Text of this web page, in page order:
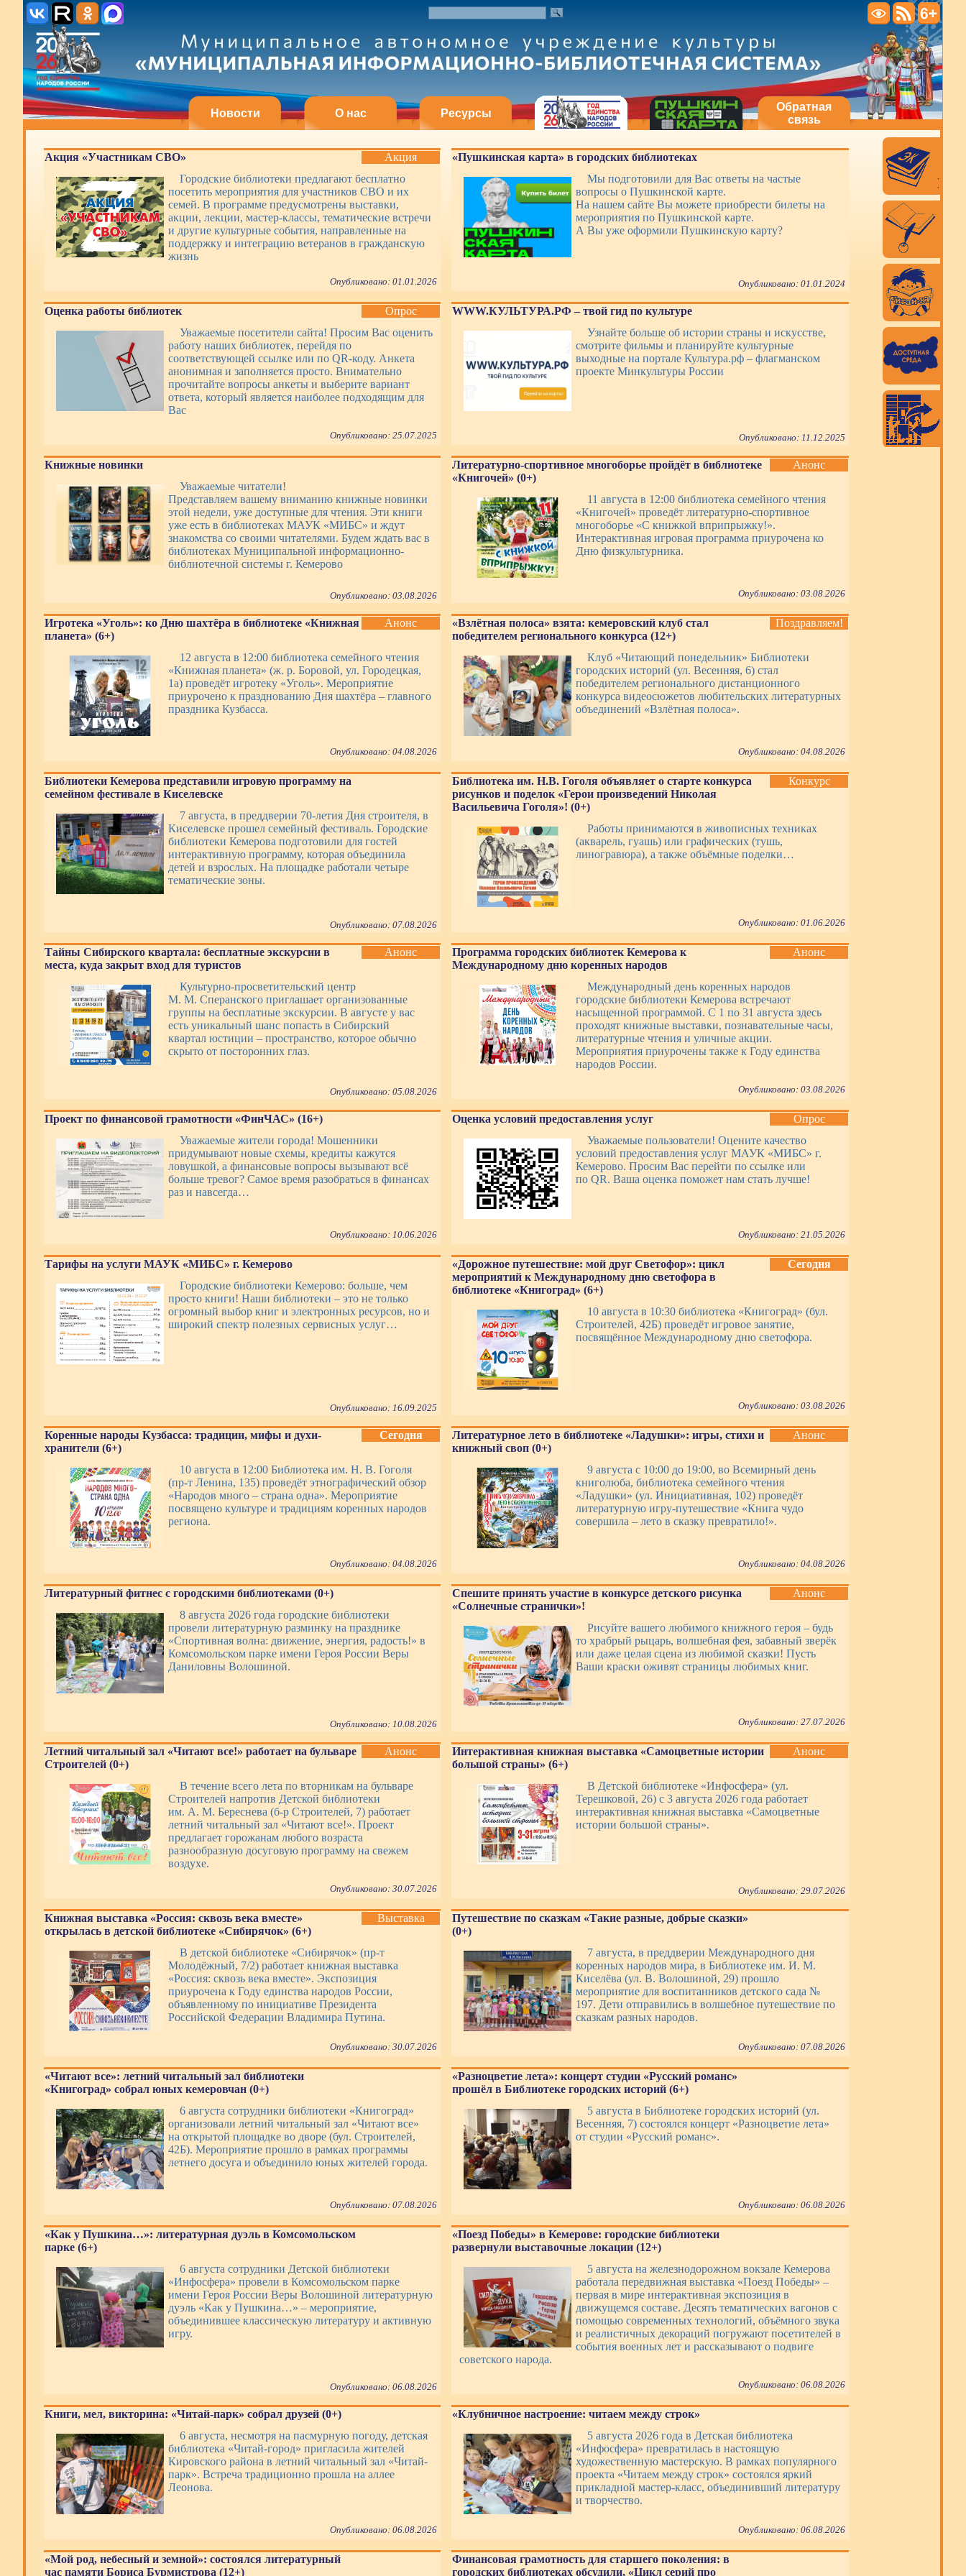
Новости О нас Ресурсы
Обратная
связь
Акция «Участникам СВО»
Акция
Городские библиотеки предлагают бесплатно
посетить мероприятия для участников СВО и их
семей. В программе предусмотрены выставки,
акции, лекции, мастер-классы, тематические встречи
и другие культурные события, направленные на
поддержку и интеграцию ветеранов в гражданскую
жизнь
Опубликовано: 01.01.2026
«Пушкинская карта» в городских библиотеках
Мы подготовили для Вас ответы на частые
вопросы о Пушкинской карте.
На нашем сайте Вы можете приобрести билеты на
мероприятия по Пушкинской карте.
А Вы уже оформили Пушкинскую карту?
Опубликовано: 01.01.2024
Оценка работы библиотек
Опрос
Уважаемые посетители сайта! Просим Вас оценить
работу наших библиотек, перейдя по
соответствующей ссылке или по QR-коду. Анкета
анонимная и заполняется просто. Внимательно
прочитайте вопросы анкеты и выберите вариант
ответа, который является наиболее подходящим для
Вас
Опубликовано: 25.07.2025
WWW.КУЛЬТУРА.РФ – твой гид по культуре
Узнайте больше об истории страны и искусстве,
смотрите фильмы и планируйте культурные
выходные на портале Культура.рф – флагманском
проекте Минкультуры России
Опубликовано: 11.12.2025
Книжные новинки
Уважаемые читатели!
Представляем вашему вниманию книжные новинки
этой недели, уже доступные для чтения. Эти книги
уже есть в библиотеках МАУК «МИБС» и ждут
знакомства со своими читателями. Будем ждать вас в
библиотеках Муниципальной информационно-
библиотечной системы г. Кемерово
Опубликовано: 03.08.2026
Литературно-спортивное многоборье пройдёт в библиотеке
«Книгочей» (0+)
Анонс
11 августа в 12:00 библиотека семейного чтения
«Книгочей» проведёт литературно-спортивное
многоборье «С книжкой вприпрыжку!».
Интерактивная игровая программа приурочена ко
Дню физкультурника.
Опубликовано: 03.08.2026
Игротека «Уголь»: ко Дню шахтёра в библиотеке «Книжная
планета» (6+)
Анонс
12 августа в 12:00 библиотека семейного чтения
«Книжная планета» (ж. р. Боровой, ул. Городецкая,
1а) проведёт игротеку «Уголь». Мероприятие
приурочено к празднованию Дня шахтёра – главного
праздника Кузбасса.
Опубликовано: 04.08.2026
«Взлётная полоса» взята: кемеровский клуб стал
победителем регионального конкурса (12+)
Поздравляем!
Клуб «Читающий понедельник» Библиотеки
городских историй (ул. Весенняя, 6) стал
победителем регионального дистанционного
конкурса видеосюжетов любительских литературных
объединений «Взлётная полоса».
Опубликовано: 04.08.2026
Библиотеки Кемерова представили игровую программу на
семейном фестивале в Киселевске
7 августа, в преддверии 70-летия Дня строителя, в
Киселевске прошел семейный фестиваль. Городские
библиотеки Кемерова подготовили для гостей
интерактивную программу, которая объединила
детей и взрослых. На площадке работали четыре
тематические зоны.
Опубликовано: 07.08.2026
Библиотека им. Н.В. Гоголя объявляет о старте конкурса
рисунков и поделок «Герои произведений Николая
Васильевича Гоголя»! (0+)
Конкурс
Работы принимаются в живописных техниках
(акварель, гуашь) или графических (тушь,
линогравюра), а также объёмные поделки…
Опубликовано: 01.06.2026
Тайны Сибирского квартала: бесплатные экскурсии в
места, куда закрыт вход для туристов
Анонс
Культурно-просветительский центр
М. М. Сперанского приглашает организованные
группы на бесплатные экскурсии. В августе у вас
есть уникальный шанс попасть в Сибирский
квартал юстиции – пространство, которое обычно
скрыто от посторонних глаз.
Опубликовано: 05.08.2026
Программа городских библиотек Кемерова к
Международному дню коренных народов
Анонс
Международный день коренных народов
городские библиотеки Кемерова встречают
насыщенной программой. С 1 по 31 августа здесь
проходят книжные выставки, познавательные часы,
литературные чтения и уличные акции.
Мероприятия приурочены также к Году единства
народов России.
Опубликовано: 03.08.2026
Проект по финансовой грамотности «ФинЧАС» (16+)
Уважаемые жители города! Мошенники
придумывают новые схемы, кредиты кажутся
ловушкой, а финансовые вопросы вызывают всё
больше тревог? Самое время разобраться в финансах
раз и навсегда…
Опубликовано: 10.06.2026
Оценка условий предоставления услуг
Опрос
Уважаемые пользователи! Оцените качество
условий предоставления услуг МАУК «МИБС» г.
Кемерово. Просим Вас перейти по ссылке или
по QR. Ваша оценка поможет нам стать лучше!
Опубликовано: 21.05.2026
Тарифы на услуги МАУК «МИБС» г. Кемерово
Городские библиотеки Кемерово: больше, чем
просто книги! Наши библиотеки – это не только
огромный выбор книг и электронных ресурсов, но и
широкий спектр полезных сервисных услуг…
Опубликовано: 16.09.2025
«Дорожное путешествие: мой друг Светофор»: цикл
мероприятий к Международному дню светофора в
библиотеке «Книгоград» (6+)
Сегодня
10 августа в 10:30 библиотека «Книгоград» (бул.
Строителей, 42Б) проведёт игровое занятие,
посвящённое Международному дню светофора.
Опубликовано: 03.08.2026
Коренные народы Кузбасса: традиции, мифы и духи-
хранители (6+)
Сегодня
10 августа в 12:00 Библиотека им. Н. В. Гоголя
(пр-т Ленина, 135) проведёт этнографический обзор
«Народов много – страна одна». Мероприятие
посвящено культуре и традициям коренных народов
региона.
Опубликовано: 04.08.2026
Литературное лето в библиотеке «Ладушки»: игры, стихи и
книжный своп (0+)
Анонс
9 августа с 10:00 до 19:00, во Всемирный день
книголюба, библиотека семейного чтения
«Ладушки» (ул. Инициативная, 102) проведёт
литературную игру-путешествие «Книга чудо
совершила – лето в сказку превратило!».
Опубликовано: 04.08.2026
Литературный фитнес с городскими библиотеками (0+)
8 августа 2026 года городские библиотеки
провели литературную разминку на празднике
«Спортивная волна: движение, энергия, радость!» в
Комсомольском парке имени Героя России Веры
Даниловны Волошиной.
Опубликовано: 10.08.2026
Спешите принять участие в конкурсе детского рисунка
«Солнечные странички»!
Анонс
Рисуйте вашего любимого книжного героя – будь
то храбрый рыцарь, волшебная фея, забавный зверёк
или даже целая сцена из любимой сказки! Пусть
Ваши краски оживят страницы любимых книг.
Опубликовано: 27.07.2026
Летний читальный зал «Читают все!» работает на бульваре
Строителей (0+)
Анонс
В течение всего лета по вторникам на бульваре
Строителей напротив Детской библиотеки
им. А. М. Береснева (б-р Строителей, 7) работает
летний читальный зал «Читают все!». Проект
предлагает горожанам любого возраста
разнообразную досуговую программу на свежем
воздухе.
Опубликовано: 30.07.2026
Интерактивная книжная выставка «Самоцветные истории
большой страны» (6+)
Анонс
В Детской библиотеке «Инфосфера» (ул.
Терешковой, 26) с 3 августа 2026 года работает
интерактивная книжная выставка «Самоцветные
истории большой страны».
Опубликовано: 29.07.2026
Книжная выставка «Россия: сквозь века вместе»
открылась в детской библиотеке «Сибирячок» (6+)
Выставка
В детской библиотеке «Сибирячок» (пр-т
Молодёжный, 7/2) работает книжная выставка
«Россия: сквозь века вместе». Экспозиция
приурочена к Году единства народов России,
объявленному по инициативе Президента
Российской Федерации Владимира Путина.
Опубликовано: 30.07.2026
Путешествие по сказкам «Такие разные, добрые сказки»
(0+)
7 августа, в преддверии Международного дня
коренных народов мира, в Библиотеке им. И. М.
Киселёва (ул. В. Волошиной, 29) прошло
мероприятие для воспитанников детского сада №
197. Дети отправились в волшебное путешествие по
сказкам разных народов.
Опубликовано: 07.08.2026
«Читают все»: летний читальный зал библиотеки
«Книгоград» собрал юных кемеровчан (0+)
6 августа сотрудники библиотеки «Книгоград»
организовали летний читальный зал «Читают все»
на открытой площадке во дворе (бул. Строителей,
42Б). Мероприятие прошло в рамках программы
летнего досуга и объединило юных жителей города.
Опубликовано: 07.08.2026
«Разноцветие лета»: концерт студии «Русский романс»
прошёл в Библиотеке городских историй (6+)
5 августа в Библиотеке городских историй (ул.
Весенняя, 7) состоялся концерт «Разноцветие лета»
от студии «Русский романс».
Опубликовано: 06.08.2026
«Как у Пушкина…»: литературная дуэль в Комсомольском
парке (6+)
6 августа сотрудники Детской библиотеки
«Инфосфера» провели в Комсомольском парке
имени Героя России Веры Волошиной литературную
дуэль «Как у Пушкина…» – мероприятие,
объединившее классическую литературу и активную
игру.
Опубликовано: 06.08.2026
«Поезд Победы» в Кемерове: городские библиотеки
развернули выставочные локации (12+)
5 августа на железнодорожном вокзале Кемерова
работала передвижная выставка «Поезд Победы» –
первая в мире интерактивная экспозиция в
движущемся составе. Десять тематических вагонов с
помощью современных технологий, объёмного звука
и реалистичных декораций погружают посетителей в
события военных лет и рассказывают о подвиге
советского народа.
Опубликовано: 06.08.2026
Книги, мел, викторина: «Читай-парк» собрал друзей (0+)
6 августа, несмотря на пасмурную погоду, детская
библиотека «Читай-город» пригласила жителей
Кировского района в летний читальный зал «Читай-
парк». Встреча традиционно прошла на аллее
Леонова.
Опубликовано: 06.08.2026
«Клубничное настроение: читаем между строк»
5 августа 2026 года в Детская библиотека
«Инфосфера» превратилась в настоящую
художественную мастерскую. В рамках популярного
проекта «Читаем между строк» состоялся яркий
прикладной мастер-класс, объединивший литературу
и творчество.
Опубликовано: 06.08.2026
«Мой род, небесный и земной»: состоялся литературный
час памяти Бориса Бурмистрова (12+)
Финансовая грамотность для старшего поколения: в
городских библиотеках обсудили, «Цикл серий про